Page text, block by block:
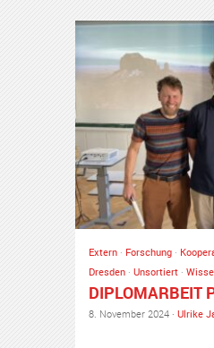
Extern · Forschung ·
Dresden · Unsortiert ·
DIPLOMARBEIT
8. November 2024 · Ulrike